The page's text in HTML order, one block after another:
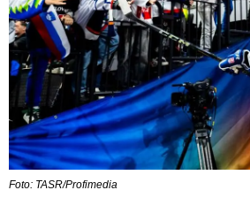
Foto: TASR/Profimedia